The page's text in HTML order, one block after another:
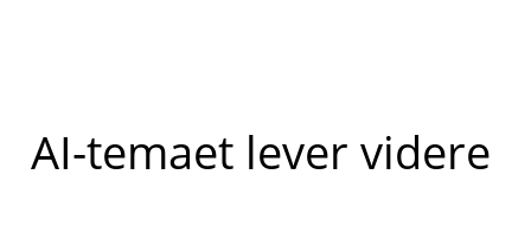
AI-temaet lever videre